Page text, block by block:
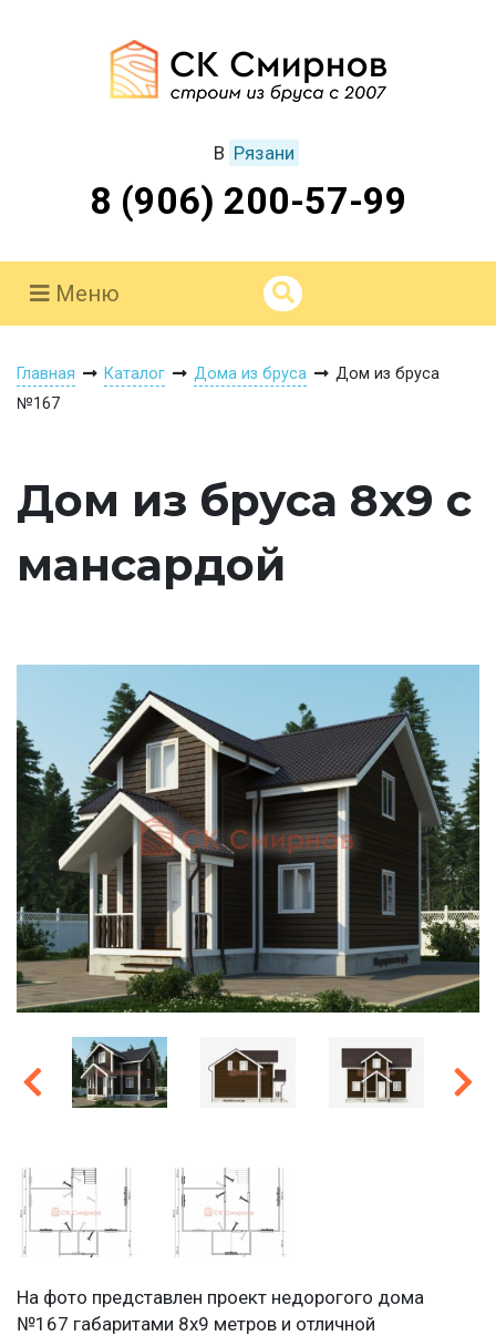
В Рязани
8 (906) 200-57-99
Меню
Главная Каталог Дома из бруса
Дом из бруса
№167
Дом из бруса 8х9 с
мансардой
На фото представлен проект недорогого дома
№167 габаритами 8х9 метров и отличной